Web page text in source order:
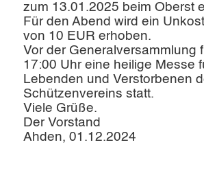
zum 13.01.2025 beim Oberst
Für den Abend wird ein
von 10 EUR erhoben.
Vor der Generalversammlung
17:00 Uhr eine heilige Messe
Lebenden und Verstorbenen
Schützenvereins statt.
Viele Grüße.
Der Vorstand
Ahden, 01.12.2024